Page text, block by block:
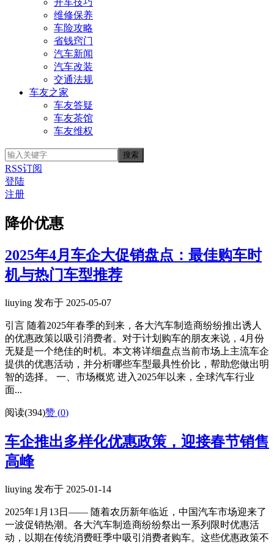
开车技巧
维修保养
车险攻略
省钱窍门
汽车新闻
汽车改装
交通法规
车友之家
车友答疑
车友茶馆
车友维权
RSS订阅
登陆
注册
降价优惠
2025年4月车企大促销盘点：最佳购车时
机与热门车型推荐
liuying 发布于 2025-05-07
引言 随着2025年春季的到来，各大汽车制造商纷纷推出诱人
的优惠政策以吸引消费者。对于计划购车的朋友来说，4月份
无疑是一个绝佳的时机。本文将详细盘点当前市场上主流车企
提供的优惠活动，并分析哪些车型最具性价比，帮助您做出明
智的选择。 一、市场概览 进入2025年以来，全球汽车行业
面...
阅读(394)赞 (0)
车企推出多样化优惠政策，迎接春节销售
高峰
liuying 发布于 2025-01-14
2025年1月13日—— 随着农历新年临近，中国汽车市场迎来了
一波促销热潮。各大汽车制造商纷纷祭出一系列限时优惠活
动，以期在传统消费旺季中吸引消费者购车。这些优惠政策不